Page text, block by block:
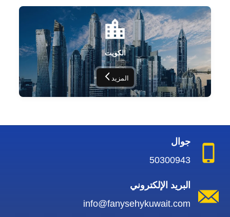
الكويت
المزيد
جوال
50300943
البريد الإلكتروني
info@fanysehykuwait.com